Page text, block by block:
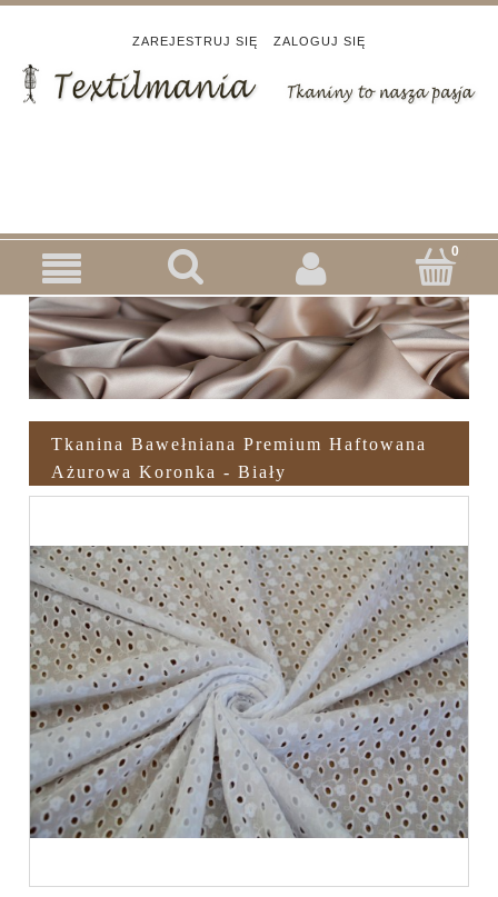
ZAREJESTRUJ SIĘ ZALOGUJ SIĘ
Tkanina Bawełniana Premium Haftowana
Ażurowa Koronka - Biały